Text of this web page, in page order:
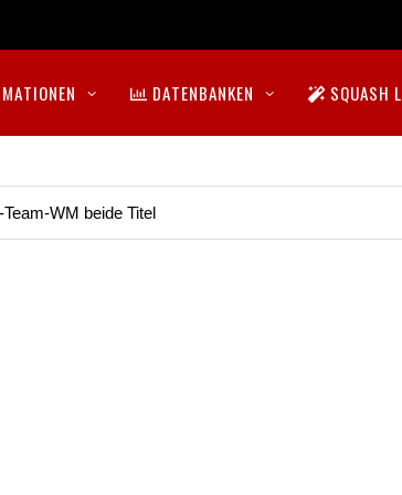
DATENBANKEN SQUASH
WM beide Titel